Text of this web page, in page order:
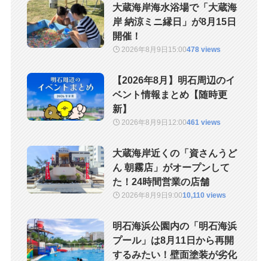
大蔵海岸海水浴場で「大蔵海
岸 納涼ミニ縁日」が8月15日
開催！
2026年8月9日 15:00478 views
【2026年8月】明石周辺のイ
ベント情報まとめ【随時更
新】
2026年8月9日 12:00461 views
大蔵海岸近くの「資さんうど
ん 朝霧店」がオープンして
た！24時間営業の店舗
2026年8月9日9:0010,110 views
明石海浜公園内の「明石海浜
プール」は8月11日から再開
するみたい！壁面塗装が劣化